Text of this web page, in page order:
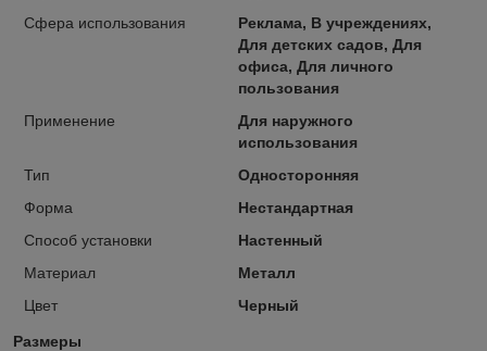
Сфера использования
Реклама, В учреждениях,
Для детских садов, Для
офиса, Для личного
пользования
Применение
Для наружного
использования
Тип
Односторонняя
Форма
Нестандартная
Способ установки
Настенный
Материал
Металл
Цвет
Черный
Размеры